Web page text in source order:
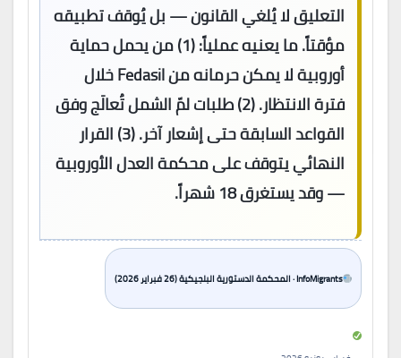
التعليق لا يُلغي القانون — بل يُوقف تطبيقه
مؤقتاً. ما يعنيه عملياً: (1) من يحمل حماية
أوروبية لا يمكن حرمانه من Fedasil خلال
فترة الانتظار. (2) طلبات لمّ الشمل تُعالَج وفق
القواعد السابقة حتى إشعار آخر. (3) القرار
النهائي يتوقف على محكمة العدل الأوروبية
— وقد يستغرق 18 شهراً.
InfoMigrants · المحكمة الدستورية البلجيكية (26 فبراير 2026)